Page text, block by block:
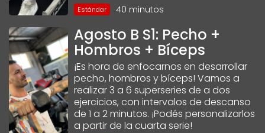
Estándar 40 minutos
Agosto B S1: Pecho +
Hombros + Bíceps
¡Es hora de enfocarnos en desarrollar
pecho, hombros y bíceps! Vamos a
realizar 3 a 6 superseries de a dos
ejercicios, con intervalos de descanso
de 1 a 2 minutos. ¡Podés personalizarlos
a partir de la cuarta serie!